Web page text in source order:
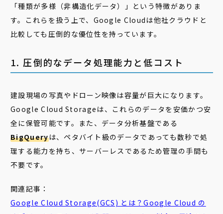
「種類が多様（非構造化データ）」という特徴がありま
す。これらを扱う上で、Google Cloudは他社クラウドと
比較しても圧倒的な優位性を持っています。
1. 圧倒的なデータ処理能力と低コスト
建設現場の写真やドローン映像は容量が巨大になります。
Google Cloud Storageは、これらのデータを安価かつ安
全に保管可能です。また、データ分析基盤である
BigQueryは、ペタバイト級のデータであっても数秒で処
理する能力を持ち、サーバーレスであるため管理の手間も
不要です。
関連記事：
Google Cloud Storage(GCS) とは？Google Cloud の